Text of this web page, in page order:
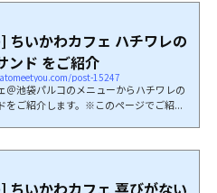
ちいかわカフェ ハチワレの
ンド をご紹介
post-15247
＠池袋パルコのメニューからハチワレの
をご紹介します。※このページでご紹...
ちいかわカフェ 喜びがない